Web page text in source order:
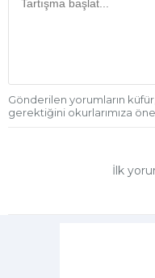
Gönderilen yorumların
gerektiğini okurlarımıza
İlk